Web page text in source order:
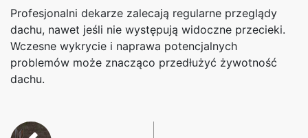
Profesjonalni dekarze zalecają regularne przeglądy
dachu, nawet jeśli nie występują widoczne przecieki.
Wczesne wykrycie i naprawa potencjalnych
problemów może znacząco przedłużyć żywotność
dachu.